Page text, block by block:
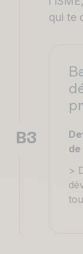
qui te
B3
de
>